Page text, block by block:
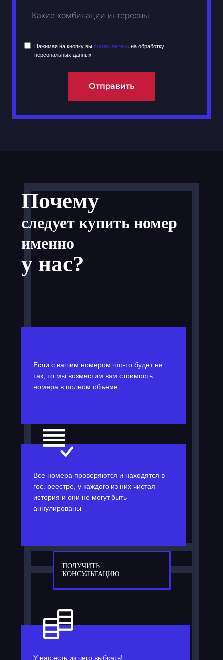
Нажимая на кнопку вы соглашаетесь на обработку
персональных данных
Отправить
Почему
следует купить номер
именно
у нас?
Если с вашим номером что-то будет не
так, то мы возместим вам стоимость
номера в полном объеме
Все номера проверяются и находятся в
гос. реестре, у каждого из них чистая
история и они не могут быть
аннулированы
ПОЛУЧИТЬ
КОНСУЛЬТАЦИЮ
У нас есть из чего выбрать!